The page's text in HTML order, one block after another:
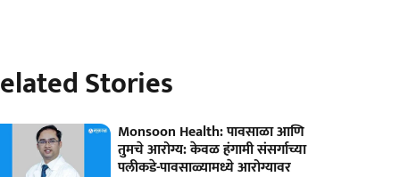
Stories
Monsoon Health: पावसाळा आणि
तुमचे आरोग्य: केवळ हंगामी संसर्गाच्या
पलीकडे-पावसाळ्यामध्ये आरोग्यावर